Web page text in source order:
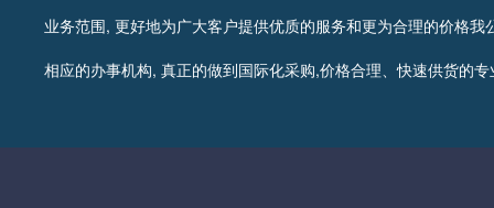
业务范围, 更好地为广大客户提供优质的服务和更为合理的价格
相应的办事机构, 真正的做到国际化采购,价格合理、快速供货的